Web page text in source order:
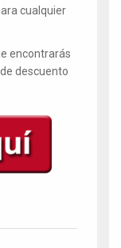
cualquier
encontrarás
descuento